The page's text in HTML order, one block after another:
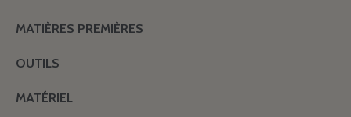
MATIÈRES PREMIÈRES
OUTILS
MATÉRIEL